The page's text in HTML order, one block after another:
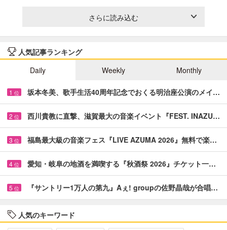
さらに読み込む
人気記事ランキング
Daily
Weekly Monthly
1 位 坂本冬美、歌手生活40周年記念でおくる明治座公演のメイ…
2 位 西川貴教に直撃、滋賀最大の音楽イベント『FEST. INAZU…
3 位 福島最大級の音楽フェス『LIVE AZUMA 2026』無料で楽…
4 位 愛知・岐阜の地酒を満喫する『秋酒祭 2026』チケット一…
5 位 『サントリー1万人の第九』Aぇ! groupの佐野晶哉が合唱…
人気のキーワード